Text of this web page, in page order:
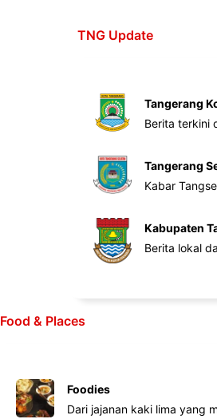
TNG Update
Tangerang
Berita terkini
Tangerang
Kabar
Kabupaten
Berita lokal
Food & Places
Foodies
Dari jajanan kaki lima yang